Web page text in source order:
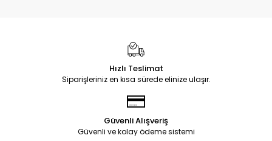
Hızlı Teslimat
Siparişleriniz en kısa sürede elinize ulaşır.
Güvenli Alışveriş
Güvenli ve kolay ödeme sistemi